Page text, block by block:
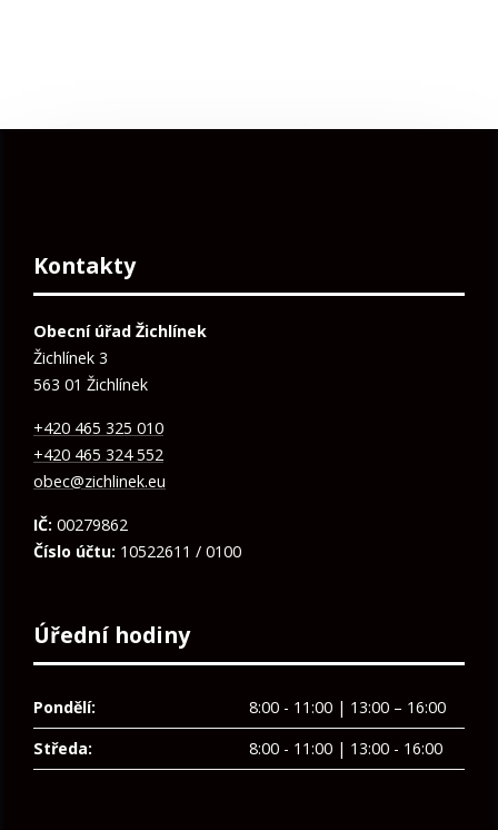
Kontakty
Obecní úřad Žichlínek
Žichlínek 3
563 01 Žichlínek
+420 465 325 010
+420 465 324 552
obec@zichlinek.eu
IČ: 00279862
Číslo účtu: 10522611 / 0100
Úřední hodiny
Pondělí:
8:00 - 11:00 | 13:00 – 16:00
Středa:
8:00 - 11:00 | 13:00 - 16:00